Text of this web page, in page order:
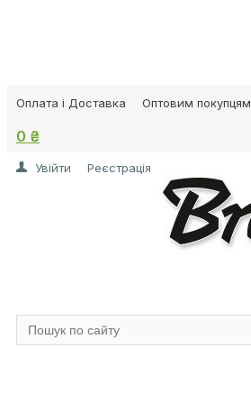
Оплата і Доставка Оптовим покупцям
0 ₴
Увійти Реєстрація